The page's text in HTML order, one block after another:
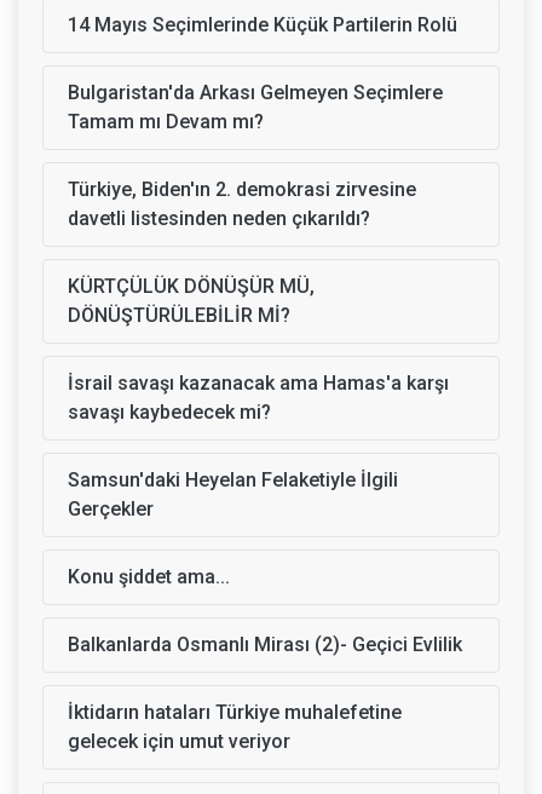
14 Mayıs Seçimlerinde Küçük Partilerin Rolü
Bulgaristan'da Arkası Gelmeyen Seçimlere
Tamam mı Devam mı?
Türkiye, Biden'ın 2. demokrasi zirvesine
davetli listesinden neden çıkarıldı?
KÜRTÇÜLÜK DÖNÜŞÜR MÜ,
DÖNÜŞTÜRÜLEBİLİR Mİ?
İsrail savaşı kazanacak ama Hamas'a karşı
savaşı kaybedecek mi?
Samsun'daki Heyelan Felaketiyle İlgili
Gerçekler
Konu şiddet ama...
Balkanlarda Osmanlı Mirası (2)- Geçici Evlilik
İktidarın hataları Türkiye muhalefetine
gelecek için umut veriyor